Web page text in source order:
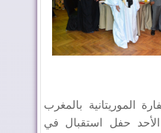
الموريتانية بالمغرب
حفل استقبال في